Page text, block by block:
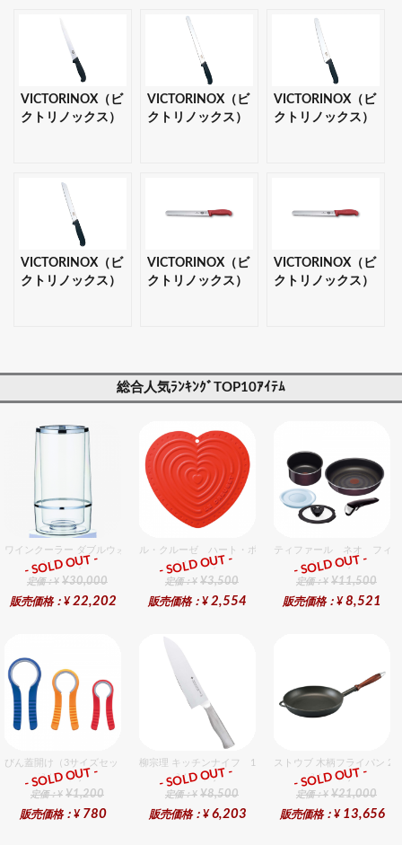
VICTORINOX（ビ
クトリノックス）
対応可】
VICTORINOX（ビ
クトリノックス）
VICTORINOX（ビ
クトリノックス）
VICTORINOX（ビ
クトリノックス）
VICTORINOX（ビ
クトリノックス）
VICTORINOX（ビ
クトリノックス）
総合人気ﾗﾝｷﾝｸﾞTOP10ｱｲﾃﾑ
ワインクーラー ダブルウォール 12個入りセット
総合ﾗﾝｷﾝｸﾞ
定価：¥ ¥30,000
販売価格：¥ 22,202
- SOLD OUT -
ル・クルーゼ ハート・ポット・ホルダー チェリーレッ
総合ﾗﾝｷﾝｸﾞ
定価：¥ ¥3,500
販売価格：¥ 2,554
- SOLD OUT -
ティファール ネオ フィ
総合ﾗﾝｷﾝｸﾞ
定価：¥ ¥11,500
販売価格：¥ 8,521
- SOLD OUT -
びん蓋開け（3サイズセット）
総合ﾗﾝｷﾝｸﾞ
定価：¥ ¥1,200
販売価格：¥ 780
- SOLD OUT -
柳宗理 キッチンナイフ 18cm
総合ﾗﾝｷﾝｸﾞ
定価：¥ ¥8,500
販売価格：¥ 6,203
- SOLD OUT -
ストウブ 木柄フライパン
総合ﾗﾝｷﾝｸﾞ
定価：¥ ¥21,000
販売価格：¥ 13,656
- SOLD OUT -